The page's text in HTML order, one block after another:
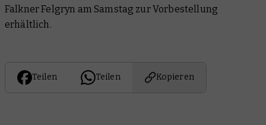
Falkner Felgryn am Samstag zur Vorbestellung
erhältlich.
Teilen Teilen Kopieren